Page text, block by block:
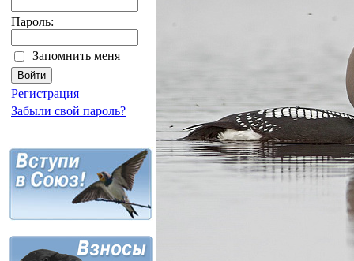
Пароль:
Запомнить меня
Регистрация
Забыли свой пароль?